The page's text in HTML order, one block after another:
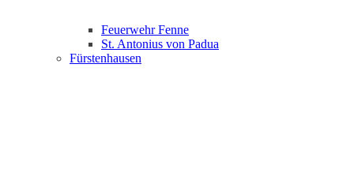
Feuerwehr Fenne
St. Antonius von Padua
Fürstenhausen